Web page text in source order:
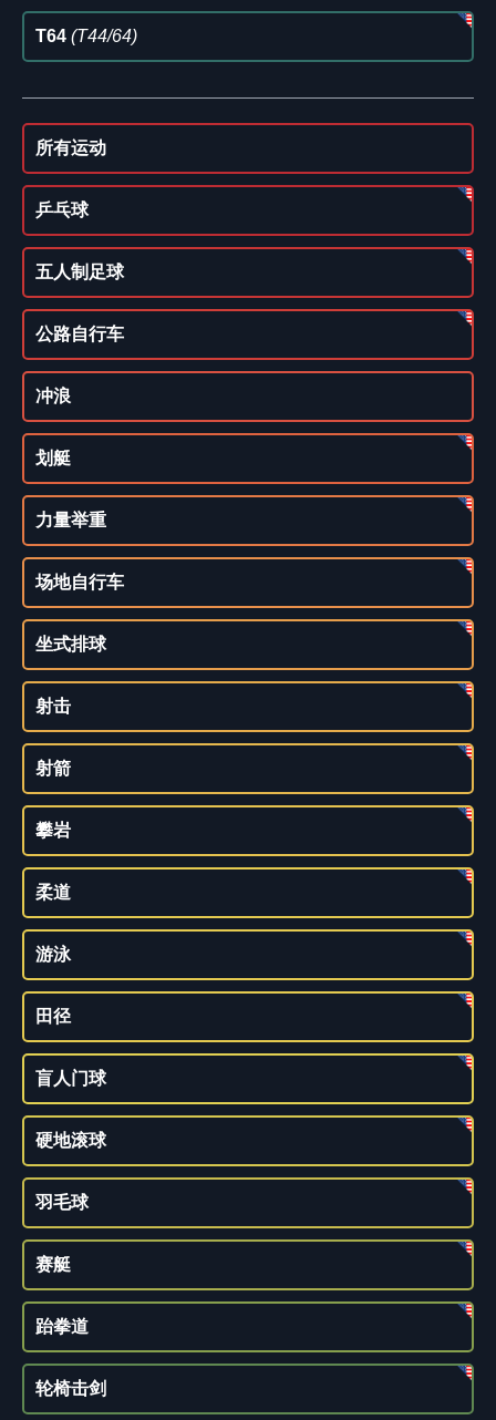
T64 (T44/64)
所有运动
乒乓球
五人制足球
公路自行车
冲浪
划艇
力量举重
场地自行车
坐式排球
射击
射箭
攀岩
柔道
游泳
田径
盲人门球
硬地滚球
羽毛球
赛艇
跆拳道
轮椅击剑